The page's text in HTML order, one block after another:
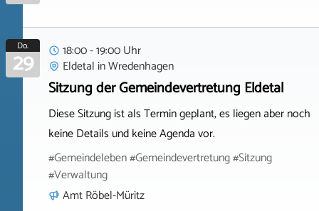
Do.
29
18:00 - 19:00 Uhr
Eldetal inWredenhagen
Sitzung der Gemeindevertretung Eldetal
Diese Sitzung ist als Termin geplant, es liegen aber noch
keine Details und keine Agenda vor.
#Gemeindeleben #Gemeindevertretung #Sitzung
#Verwaltung
Amt Röbel-Müritz